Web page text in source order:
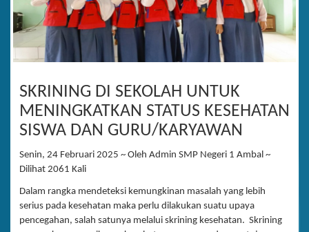
SKRINING DI SEKOLAH UNTUK
MENINGKATKAN STATUS KESEHATAN
SISWA DAN GURU/KARYAWAN
Senin, 24 Februari 2025 ~ Oleh Admin SMP Negeri 1 Ambal ~
Dilihat 2061 Kali
Dalam rangka mendeteksi kemungkinan masalah yang lebih
serius pada kesehatan maka perlu dilakukan suatu upaya
pencegahan, salah satunya melalui skrining kesehatan. Skrining